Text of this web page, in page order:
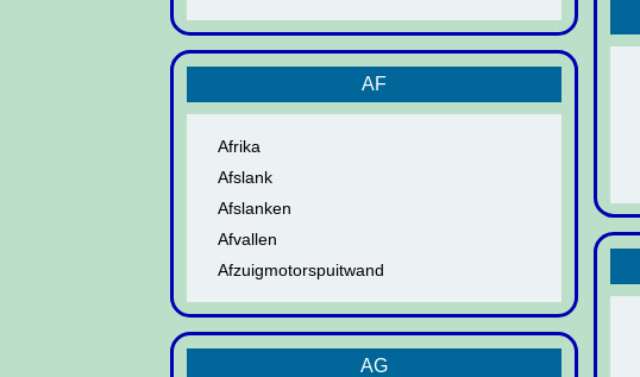
AF
Afrika
Afslank
Afslanken
Afvallen
Afzuigmotorspuitwand
AG